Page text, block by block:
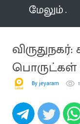
மேலும்
பொருட்கள்
By jeyaram